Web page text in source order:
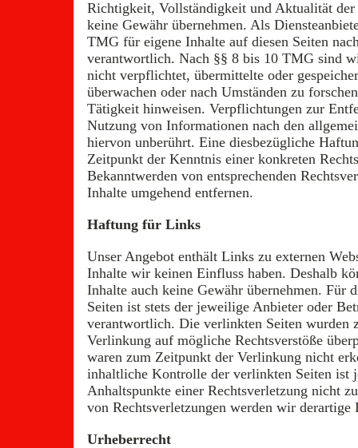
Richtigkeit, Vollständigkeit und Aktualität
keine Gewähr übernehmen. Als
TMG für eigene Inhalte auf diesen Seiten
verantwortlich. Nach §§ 8 bis 10 TMG sind
nicht verpflichtet, übermittelte oder
überwachen oder nach Umständen zu
Tätigkeit hinweisen. Verpflichtungen zur
Nutzung von Informationen nach den
hiervon unberührt. Eine diesbezügliche
Zeitpunkt der Kenntnis einer konkreten
Bekanntwerden von entsprechenden
Inhalte umgehend entfernen.
Haftung für Links
Unser Angebot enthält Links zu externen
Inhalte wir keinen Einfluss haben. Deshalb
Inhalte auch keine Gewähr übernehmen. Für
Seiten ist stets der jeweilige Anbieter oder
verantwortlich. Die verlinkten Seiten wurden
Verlinkung auf mögliche Rechtsverstöße
waren zum Zeitpunkt der Verlinkung nicht
inhaltliche Kontrolle der verlinkten Seiten ist
Anhaltspunkte einer Rechtsverletzung nicht
von Rechtsverletzungen werden wir derartige
Urheberrecht